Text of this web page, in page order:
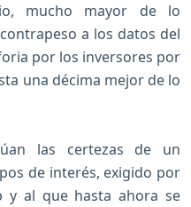
mucho mayor de lo
a los datos del
por los inversores por
una décima mejor de lo
las certezas de un
de interés, exigido por
y al que hasta ahora se